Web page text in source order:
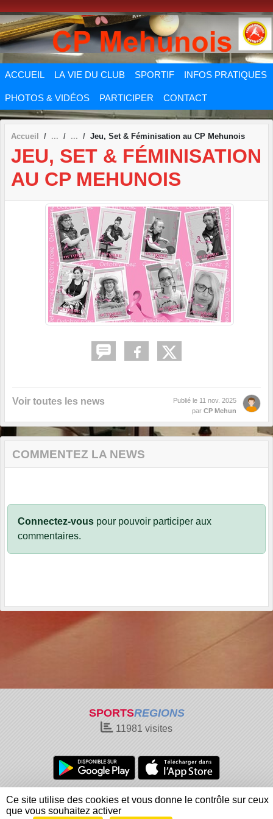
ACCUEIL LA VIE DU CLUB SPORTIF INFOS PRATIQUES
PHOTOS & VIDÉOS PARTICIPER CONTACT
Accueil Jeu, Set & Féminisation au CP Mehunois
JEU, SET & FÉMINISATION
AU CP MEHUNOIS
Voir toutes les news Publié le 11 nov. 2025
par CP Mehun
COMMENTEZ LA NEWS
Connectez-vous pour pouvoir participer aux
commentaires.
SPORTSREGIONS
11981 visites
Charte cookies
Gestion des cookies
Informations légales
Signaler un contenu inapproprié
Ce site utilise des cookies et vous donne le contrôle sur ceux
que vous souhaitez activer